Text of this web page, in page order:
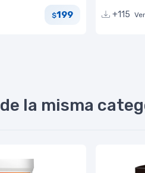
$199
+115
la misma